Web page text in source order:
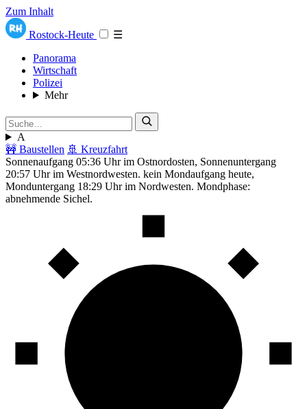
Zum Inhalt
Rostock-Heute
☰
Panorama
Wirtschaft
Polizei
Mehr
A
🚧 Baustellen 🚢 Kreuzfahrt
Sonnenaufgang 05:36 Uhr im Ostnordosten, Sonnenuntergang
20:57 Uhr im Westnordwesten. kein Mondaufgang heute,
Monduntergang 18:29 Uhr im Nordwesten. Mondphase:
abnehmende Sichel.